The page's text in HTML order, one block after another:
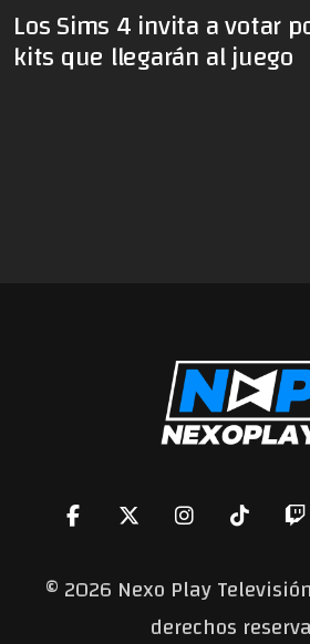
Los Sims 4 invita a votar
kits que llegarán al juego
©2026 Nexo Play
derechos